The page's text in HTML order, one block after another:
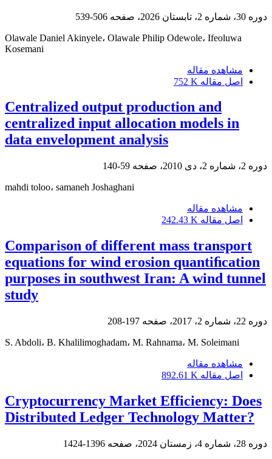
دوره 30، شماره 2، تابستان 2026، صفحه 506-539
Olawale Daniel Akinyele، Olawale Philip Odewole، Ifeoluwa
Kosemani
مشاهده مقاله
اصل مقاله 752 K
Centralized output production and
centralized input allocation models in
data envelopment analysis
دوره 2، شماره 2، دی 2010، صفحه 59-140
mahdi toloo، samaneh Joshaghani
مشاهده مقاله
اصل مقاله 242.43 K
Comparison of different mass transport
equations for wind erosion quantiﬁcation
purposes in southwest Iran: A wind tunnel
study
دوره 22، شماره 2، 2017، صفحه 197-208
S. Abdoli، B. Khalilimoghadam، M. Rahnama، M. Soleimani
مشاهده مقاله
اصل مقاله 892.61 K
Cryptocurrency Market Efficiency: Does
Distributed Ledger Technology Matter?
دوره 28، شماره 4، زمستان 2024، صفحه 1396-1424